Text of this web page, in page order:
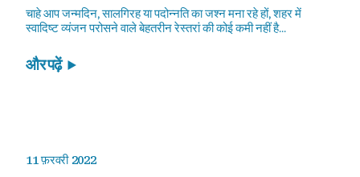
चाहे आप जन्मदिन, सालगिरह या पदोन्नति का जश्न मना रहे हों, शहर में
स्वादिष्ट व्यंजन परोसने वाले बेहतरीन रेस्तरां की कोई कमी नहीं है...
और पढ़ें
11 फ़रवरी 2022